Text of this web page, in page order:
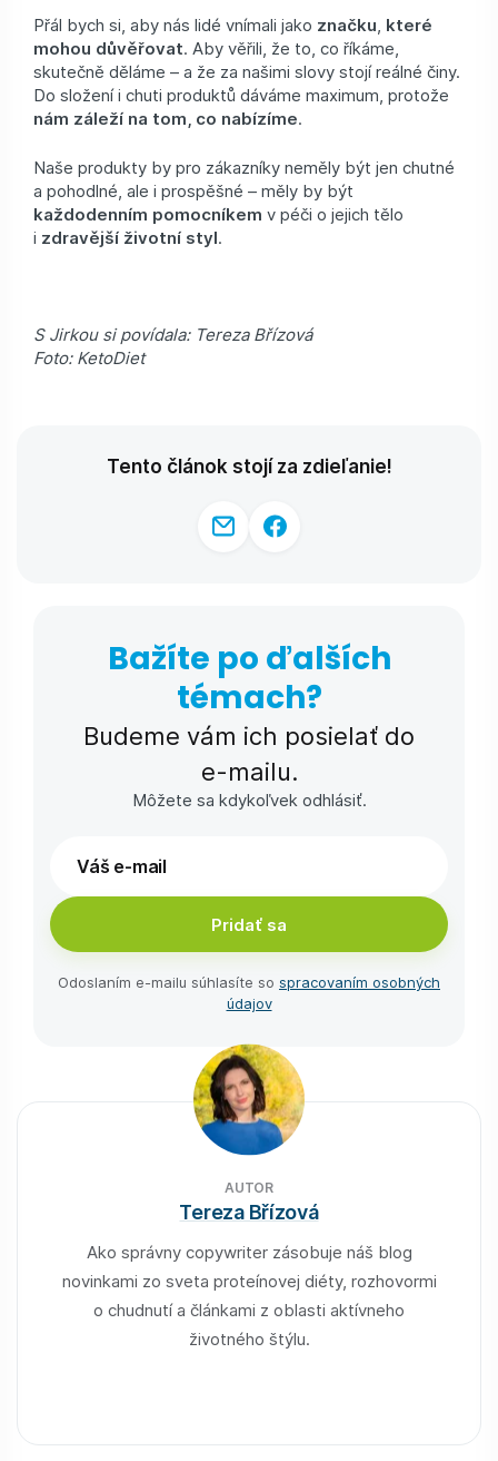
Přál bych si, aby nás lidé vnímali jako značku, které
mohou důvěřovat. Aby věřili, že to, co říkáme,
skutečně děláme – a že za našimi slovy stojí reálné činy.
Do složení i chuti produktů dáváme maximum, protože
nám záleží na tom, co nabízíme.
Naše produkty by pro zákazníky neměly být jen chutné
a pohodlné, ale i prospěšné – měly by být
každodenním pomocníkem v péči o jejich tělo
i zdravější životní styl.
S Jirkou si povídala: Tereza Břízová
Foto: KetoDiet
Tento článok stojí za zdieľanie!
Bažíte po ďalších
témach?
Budeme vám ich posielať do
e-⁠mailu.
Môžete sa kdykoľvek odhlásiť.
Pridať sa
Odoslaním e-⁠mailu súhlasíte so spracovaním osobných
údajov
AUTOR
Tereza Břízová
Ako správny copywriter zásobuje náš blog
novinkami zo sveta proteínovej diéty, rozhovormi
o chudnutí a článkami z oblasti aktívneho
životného štýlu.